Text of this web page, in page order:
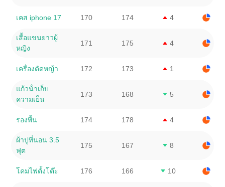
เคส iphone 17 170 174 4
เสื้อแขนยาวผู้
หญิง
171 175 4
เครื่องตัดหญ้า 172 173 1
แก้วน้ําเก็บ
ความเย็น
173 168 5
รองพื้น 174 178 4
ผ้าปูที่นอน 3.5
ฟุต
175 167 8
โคมไฟตั้งโต๊ะ 176 166 10